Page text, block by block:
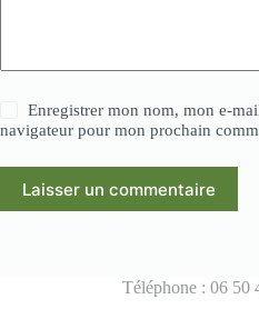
Enregistrer mon nom, mon e-
navigateur pour mon prochain
Laisser un commentaire
Téléphone : 06 50